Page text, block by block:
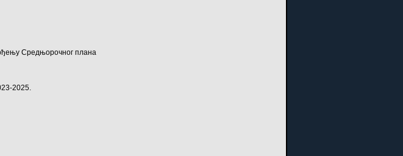
Средњорочног плана
2025.